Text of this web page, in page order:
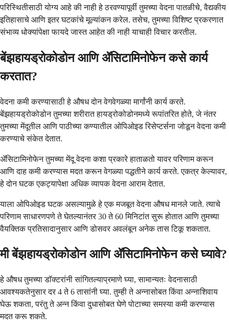
परिस्थितीसाठी योग्य आहे की नाही हे ठरवण्यापूर्वी तुमच्या वेदना पातळीचे, वैद्यकीय
इतिहासाचे आणि इतर घटकांचे मूल्यांकन करेल. तसेच, तुमच्या विशिष्ट प्रकरणात
संभाव्य धोक्यांपेक्षा फायदे जास्त आहेत की नाही याचाही विचार करतील.
बेंझहायड्रोकोडोन आणि ॲसिटामिनोफेन कसे कार्य
करतात?
वेदना कमी करण्यासाठी हे औषध दोन वेगवेगळ्या मार्गांनी कार्य करते.
बेंझहायड्रोकोडोन तुमच्या शरीरात हायड्रोकोडोनमध्ये रूपांतरित होते, जे नंतर
तुमच्या मेंदूतील आणि पाठीच्या कण्यातील ओपिओइड रिसेप्टर्सना जोडून वेदना कमी
करण्याचे संकेत देतात.
ॲसिटामिनोफेन तुमच्या मेंदू वेदना कशा प्रकारे हाताळतो यावर परिणाम करून
आणि दाह कमी करण्यास मदत करून वेगळ्या पद्धतीने कार्य करते. एकत्र केल्यावर,
हे दोन घटक एकट्यापेक्षा अधिक व्यापक वेदना आराम देतात.
याला ओपिओइड घटक असल्यामुळे हे एक मजबूत वेदना औषध मानले जाते. त्याचे
परिणाम साधारणपणे ते घेतल्यानंतर 30 ते 60 मिनिटांत सुरू होतात आणि तुमच्या
वैयक्तिक प्रतिसादानुसार आणि डोसवर अवलंबून अनेक तास टिकू शकतात.
मी बेंझहायड्रोकोडोन आणि ॲसिटामिनोफेन कसे घ्यावे?
हे औषध तुमच्या डॉक्टरांनी सांगितल्याप्रमाणे घ्या, सामान्यतः वेदनासाठी
आवश्यकतेनुसार दर 4 ते 6 तासांनी घ्या. तुम्ही ते अन्नासोबत किंवा अन्नाशिवाय
घेऊ शकता, परंतु ते अन्न किंवा दुधासोबत घेणे पोटाच्या समस्या कमी करण्यास
मदत करू शकते.